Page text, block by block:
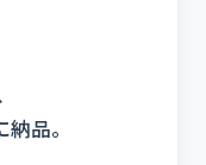
品。